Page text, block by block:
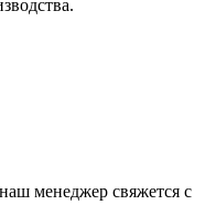
менеджер свяжется с